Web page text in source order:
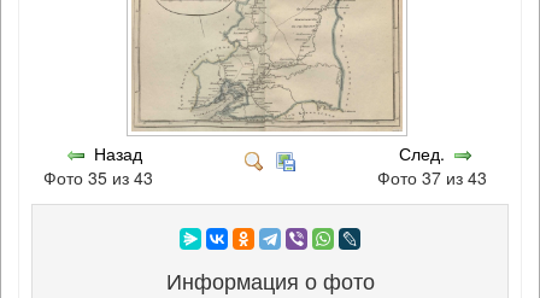
Назад
Фото 35 из 43
След.
Фото 37 из 43
Информация о фото